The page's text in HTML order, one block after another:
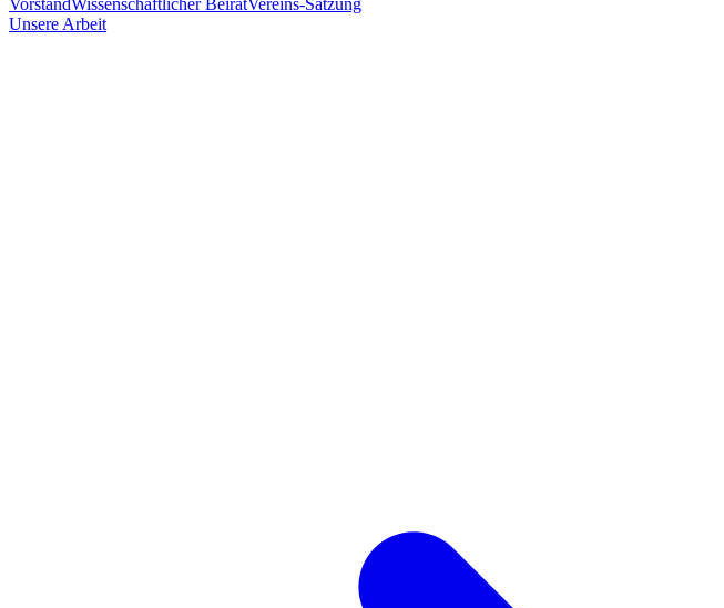
VorstandWissenschaftlicher BeiratVereins-Satzung
Unsere Arbeit